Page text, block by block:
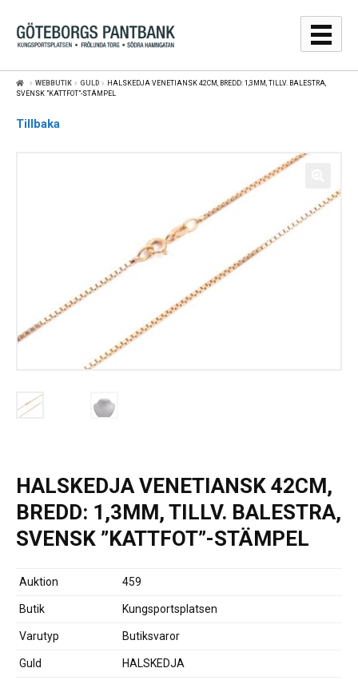
Hoppa
till
navigering
Hoppa
till
innehåll
GULDPRISER
LÅNA
KONTAKT
WEBBUTIK GULD
HALSKEDJA VENETIANSK 42CM, BREDD: 1,3MM, TILLV. BALESTRA,
SVENSK ”KATTFOT”-STÄMPEL
Tillbaka
HALSKEDJA VENETIANSK 42CM,
BREDD: 1,3MM, TILLV. BALESTRA,
SVENSK ”KATTFOT”-STÄMPEL
Auktion 459
Butik Kungsportsplatsen
Varutyp Butiksvaror
Guld HALSKEDJA